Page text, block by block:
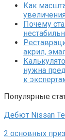
Как
Почему
акрил,
нужна
к
Популярные
Дебют Nissan
2 основных